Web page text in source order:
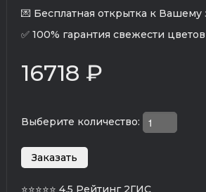
💌 Бесплатная открытка к Вашему
✅ 100% гарантия свежести цветов
16718 ₽
Выберите количество:
⭐⭐⭐⭐⭐ 4.5 Рейтинг 2ГИС